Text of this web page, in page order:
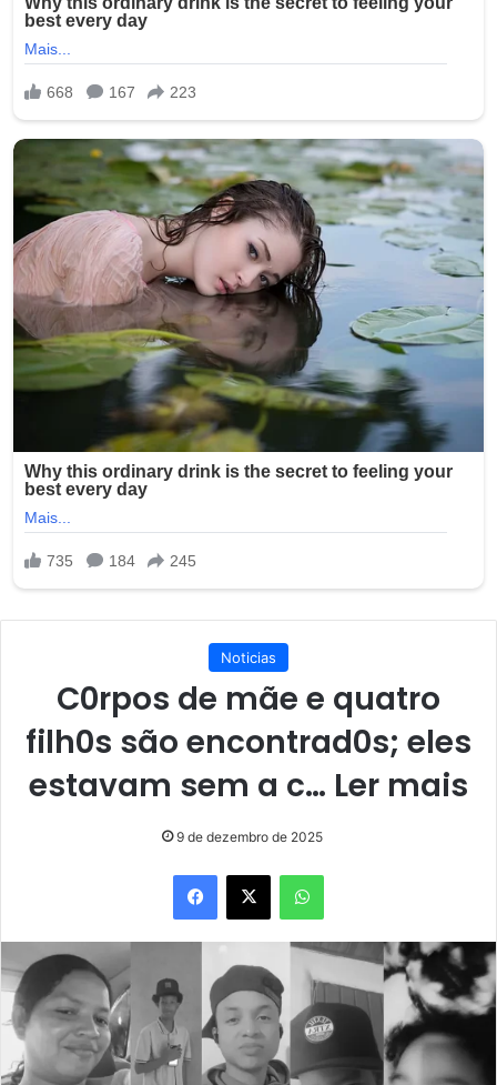
Noticias
C0rpos de mãe e quatro
filh0s são encontrad0s; eles
estavam sem a c… Ler mais
9 de dezembro de 2025
Facebook
X WhatsApp